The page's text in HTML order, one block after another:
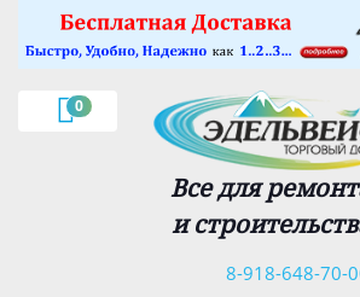
0
Все для
и
8-918-648-70-